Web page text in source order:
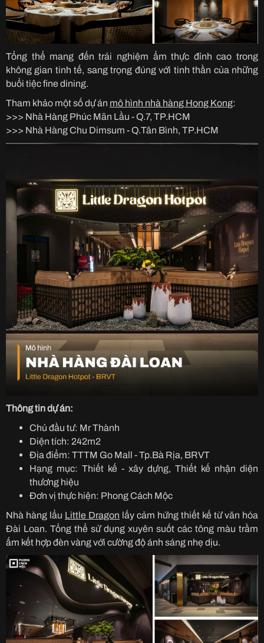
Tổng thể mang đến trải nghiệm ẩm thực đỉnh cao trong
không gian tinh tế, sang trọng đúng với tinh thần của những
buổi tiệc fine dining.
Tham khảo một số dự án mô hình nhà hàng Hong Kong:
>>> Nhà Hàng Phúc Mãn Lầu - Q.7, TP.HCM
>>> Nhà Hàng Chu Dimsum - Q.Tân Bình, TP.HCM
Thông tin dự án:
Chủ đầu tư: Mr Thành
Diện tích: 242m2
Địa điểm: TTTM Go Mall - Tp.Bà Rịa, BRVT
Hạng mục: Thiết kế - xây dựng, Thiết kế nhận diện
thương hiệu
Đơn vị thực hiện: Phong Cách Mộc
Nhà hàng lẩu Little Dragon lấy cảm hứng thiết kế từ văn hóa
Đài Loan. Tổng thể sử dụng xuyên suốt các tông màu trầm
ấm kết hợp đèn vàng với cường độ ánh sáng nhẹ dịu.